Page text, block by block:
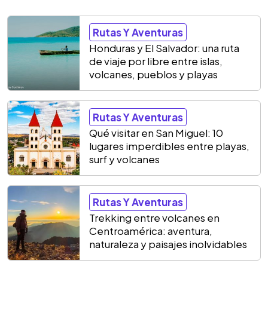
Rutas Y Aventuras
Honduras y El Salvador: una ruta
de viaje por libre entre islas,
volcanes, pueblos y playas
Rutas Y Aventuras
Qué visitar en San Miguel: 10
lugares imperdibles entre playas,
surf y volcanes
Rutas Y Aventuras
Trekking entre volcanes en
Centroamérica: aventura,
naturaleza y paisajes inolvidables